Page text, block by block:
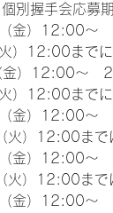
別握手会応募
金）12:00～
）12:00までに
）12:00～
）12:00までに
金）12:00～
）12:00まで
金）12:00～
）12:00まで
金）12:00～